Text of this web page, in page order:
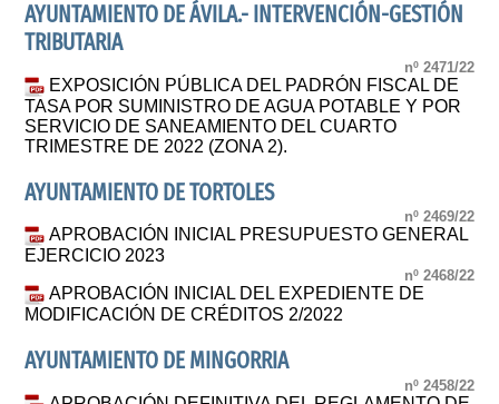
AYUNTAMIENTO DE ÁVILA.- INTERVENCIÓN-GESTIÓN
TRIBUTARIA
nº 2471/22
EXPOSICIÓN PÚBLICA DEL PADRÓN FISCAL DE
TASA POR SUMINISTRO DE AGUA POTABLE Y POR
SERVICIO DE SANEAMIENTO DEL CUARTO
TRIMESTRE DE 2022 (ZONA 2).
AYUNTAMIENTO DE TORTOLES
nº 2469/22
APROBACIÓN INICIAL PRESUPUESTO GENERAL
EJERCICIO 2023
nº 2468/22
APROBACIÓN INICIAL DEL EXPEDIENTE DE
MODIFICACIÓN DE CRÉDITOS 2/2022
AYUNTAMIENTO DE MINGORRIA
nº 2458/22